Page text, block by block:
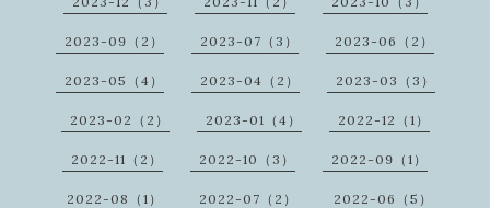
2023-09（2） 2023-07（3） 2023-06（2）
2023-05（4） 2023-04（2） 2023-03（3）
2023-02（2） 2023-01（4） 2022-12（1）
2022-11（2） 2022-10（3） 2022-09（1）
2022-08（1） 2022-07（2） 2022-06（5）